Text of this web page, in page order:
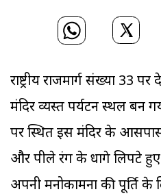
राष्ट्रीय राजमार्ग संख्या 33
मंदिर व्यस्त पर्यटन स्थल बन
पर स्थित इस मंदिर के
और पीले रंग के धागे लिपटे हुए
अपनी मनोकामना की पूर्ति